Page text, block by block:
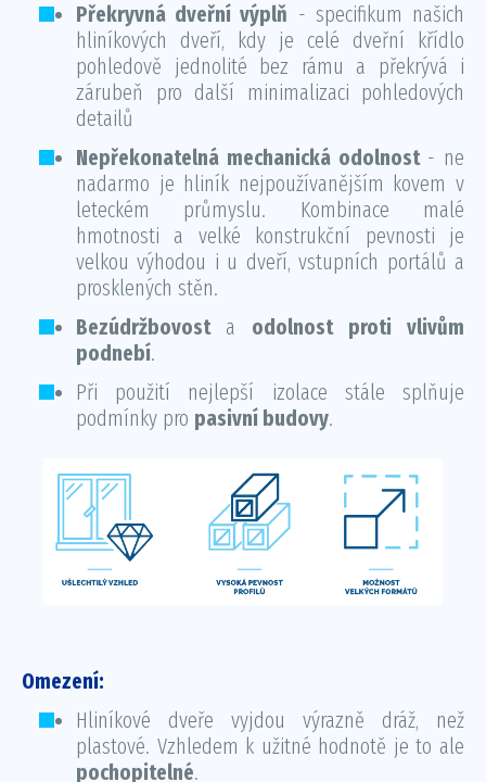
Překryvná dveřní výplň - specifikum našich
hliníkových dveří, kdy je celé dveřní křídlo
pohledově jednolité bez rámu a překrývá i
zárubeň pro další minimalizaci pohledových
detailů
Nepřekonatelná mechanická odolnost- ne
nadarmo je hliník nejpoužívanějším kovem v
leteckém průmyslu. Kombinace malé
hmotnosti a velké konstrukční pevnosti je
velkou výhodou i u dveří, vstupních portálů a
prosklených stěn.
Bezúdržbovost a odolnost proti vlivům
podnebí.
Při použití nejlepší izolace stále splňuje
podmínky pro pasivní budovy.
Omezení:
Hliníkové dveře vyjdou výrazně dráž, než
plastové. Vzhledem k užitné hodnotě je to ale
pochopitelné.